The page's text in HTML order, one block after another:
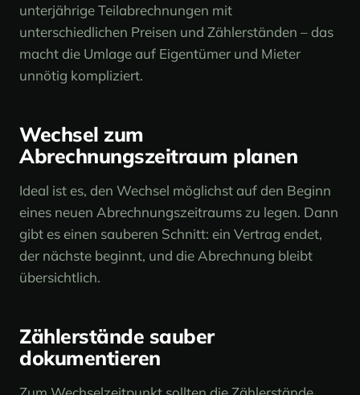
unterjährige Teilabrechnungen mit
unterschiedlichen Preisen und Zählerständen – das
macht die Umlage auf Eigentümer und Mieter
unnötig kompliziert.
Wechsel zum
Abrechnungszeitraum planen
Ideal ist es, den Wechsel möglichst auf den Beginn
eines neuen Abrechnungszeitraums zu legen. Dann
gibt es einen sauberen Schnitt: ein Vertrag endet,
der nächste beginnt, und die Abrechnung bleibt
übersichtlich.
Zählerstände sauber
dokumentieren